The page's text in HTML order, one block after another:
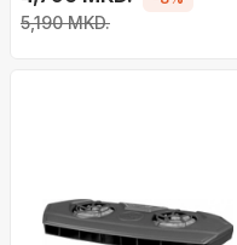
5,190 MKD.